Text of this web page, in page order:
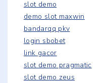
slot demo
demo slot maxwin
bandarqq pkv
login sbobet
link gacor
slot demo pragmatic
slot demo zeus